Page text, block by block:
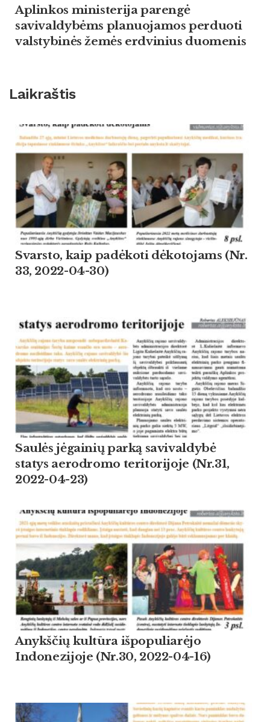
Aplinkos ministerija parengė
savivaldybėms planuojamos perduoti
valstybinės žemės erdvinius duomenis
Laikraštis
Svarsto, kaip padėkoti dėkotojams (Nr.
33, 2022-04-30)
Saulės jėgainių parką savivaldybė
statys aerodromo teritorijoje (Nr.31,
2022-04-23)
Anykščių kultūra išpopuliarėjo
Indonezijoje (Nr.30, 2022-04-16)